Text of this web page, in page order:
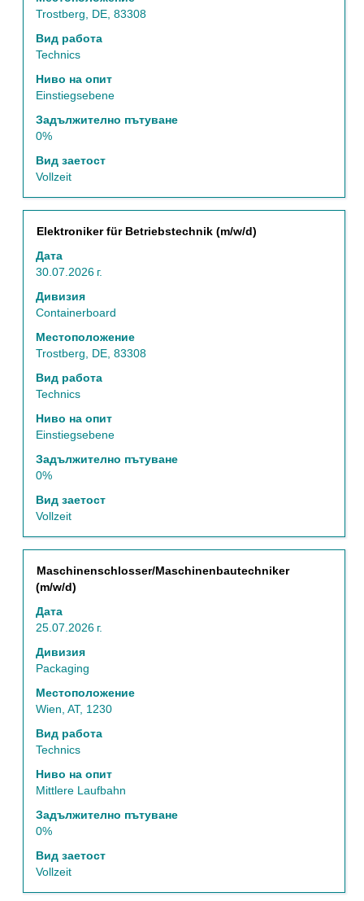
Trostberg, DE, 83308
Вид работа
Technics
Ниво на опит
Einstiegsebene
Задължително пътуване
0%
Вид заетост
Vollzeit
пълното
съдържание
на
информацията
задание.
Позиция
Elektroniker für Betriebstechnik (m/w/d)
Дата
30.07.2026 г.
Дивизия
Containerboard
Местоположение
Trostberg, DE, 83308
Вид работа
Technics
Ниво на опит
Einstiegsebene
Задължително пътуване
0%
Вид заетост
Vollzeit
Изберете
бутона
за
интервал,
за
прегледате
пълното
съдържание
на
за
задание.
Позиция
Maschinenschlosser/Maschinenbautechniker
(m/w/d)
Дата
25.07.2026 г.
Дивизия
Packaging
Местоположение
Wien, AT, 1230
Вид работа
Technics
Ниво на опит
Mittlere Laufbahn
Задължително пътуване
0%
Вид заетост
Vollzeit
Изберете
с
за
интервал,
за
да
пълното
съдържание
на
информацията
задание.